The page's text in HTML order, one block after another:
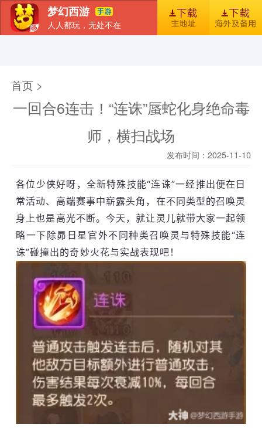
梦幻西游
人人都玩，无处不在
首页 >
一回合6连击！“连诛”蜃蛇化身绝命毒
师，横扫战场
发布时间：2025-11-10
各位少侠好呀，全新特殊技能“连诛”一经推出便在日
常活动、高端赛事中崭露头角，在不同类型的召唤灵
身上也是高光不断。今天，就让灵儿就带大家一起领
略一下除昴日星官外不同种类召唤灵与特殊技能“连
诛”碰撞出的奇妙火花与实战表现吧！